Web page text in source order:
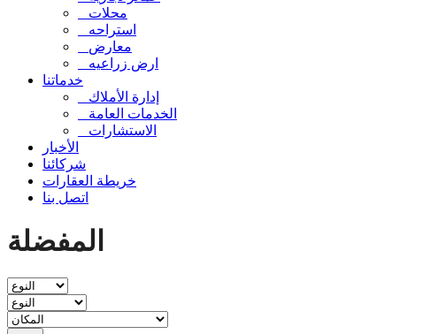
محلات
استراحه
معارض
ارض زراعيه
خدماتنا
إدارة الأملاك
الخدمات العامة
الاستشارات
الأخبار
شركائنا
خريطة العقارات
اتصل بنا
المفضلة